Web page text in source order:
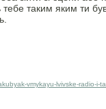
таким яким ти був
vmykayu-lvivske-radio-i-